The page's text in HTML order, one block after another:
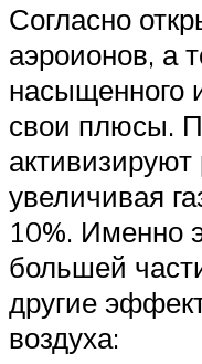
Согласно
аэроионов, а
насыщенного
свои плюсы.
активизируют
увеличивая
10%. Именно
большей
другие
воздуха: